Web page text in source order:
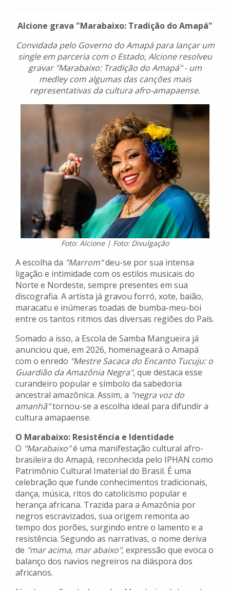
Alcione grava "Marabaixo: Tradição do Amapá"
Convidada pelo Governo do Amapá para lançar um
single em parceria com o Estado, Alcione resolveu
gravar "Marabaixo: Tradição do Amapá" - um
medley com algumas das canções mais
representativas da cultura afro-amapaense.
Foto: Alcione | Foto: Divulgação
A escolha da "Marrom"deu-se por sua intensa
ligação e intimidade com os estilos musicais do
Norte e Nordeste, sempre presentes em sua
discografia. A artista já gravou forró, xote, baião,
maracatu e inúmeras toadas de bumba-meu-boi
entre os tantos ritmos das diversas regiões do País.
Somado a isso, a Escola de Samba Mangueira já
anunciou que, em 2026, homenageará o Amapá
com o enredo "Mestre Sacaca do Encanto Tucuju: o
Guardião da Amazônia Negra", que destaca esse
curandeiro popular e símbolo da sabedoria
ancestral amazônica. Assim, a "negra voz do
amanhã"tornou-se a escolha ideal para difundir a
cultura amapaense.
O Marabaixo: Resistência e Identidade
O "Marabaixo"é uma manifestação cultural afro-
brasileira do Amapá, reconhecida pelo IPHAN como
Patrimônio Cultural Imaterial do Brasil. É uma
celebração que funde conhecimentos tradicionais,
dança, música, ritos do catolicismo popular e
herança africana. Trazida para a Amazônia por
negros escravizados, sua origem remonta ao
tempo dos porões, surgindo entre o lamento e a
resistência. Segundo as narrativas, o nome deriva
de "mar acima, mar abaixo", expressão que evoca o
balanço dos navios negreiros na diáspora dos
africanos.